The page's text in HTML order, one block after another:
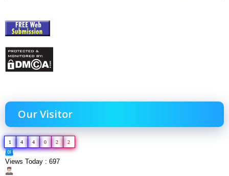
Our Visitor
1 4 4 0 2 2
Views Today : 697